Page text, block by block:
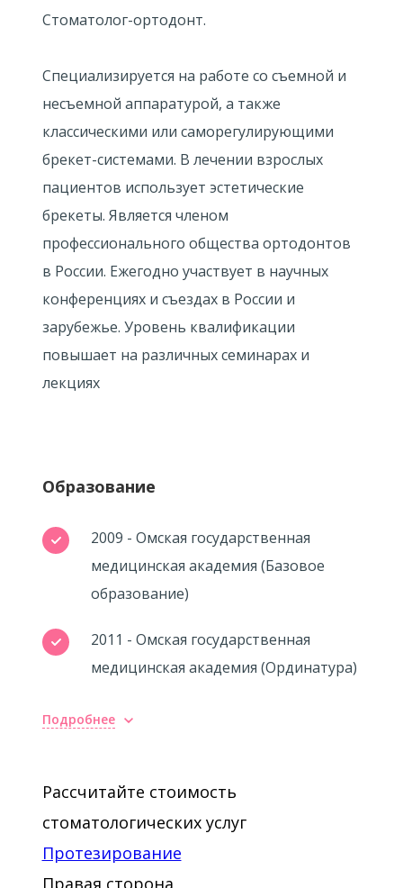
Стоматолог-ортодонт.
Специализируется на работе со съемной и
несъемной аппаратурой, а также
классическими или саморегулирующими
брекет-системами. В лечении взрослых
пациентов использует эстетические
брекеты. Является членом
профессионального общества ортодонтов
в России. Ежегодно участвует в научных
конференциях и съездах в России и
зарубежье. Уровень квалификации
повышает на различных семинарах и
лекциях
Образование
2009 - Омская государственная
медицинская академия (Базовое
образование)
2011 - Омская государственная
медицинская академия (Ординатура)
Подробнее
Рассчитайте стоимость
стоматологических услуг
Протезирование
Правая сторона